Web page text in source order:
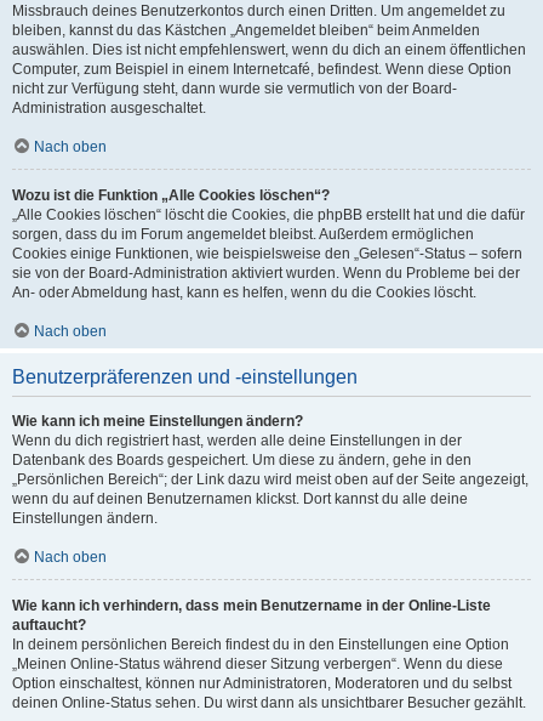
Missbrauch deines Benutzerkontos durch einen Dritten. Um angemeldet zu
bleiben, kannst du das Kästchen „Angemeldet bleiben“ beim Anmelden
auswählen. Dies ist nicht empfehlenswert, wenn du dich an einem öffentlichen
Computer, zum Beispiel in einem Internetcafé, befindest. Wenn diese Option
nicht zur Verfügung steht, dann wurde sie vermutlich von der Board-
Administration ausgeschaltet.
Nach oben
Wozu ist die Funktion „Alle Cookies löschen“?
„Alle Cookies löschen“ löscht die Cookies, die phpBB erstellt hat und die dafür
sorgen, dass du im Forum angemeldet bleibst. Außerdem ermöglichen
Cookies einige Funktionen, wie beispielsweise den „Gelesen“-Status – sofern
sie von der Board-Administration aktiviert wurden. Wenn du Probleme bei der
An- oder Abmeldung hast, kann es helfen, wenn du die Cookies löscht.
Nach oben
Benutzerpräferenzen und -einstellungen
Wie kann ich meine Einstellungen ändern?
Wenn du dich registriert hast, werden alle deine Einstellungen in der
Datenbank des Boards gespeichert. Um diese zu ändern, gehe in den
„Persönlichen Bereich“; der Link dazu wird meist oben auf der Seite angezeigt,
wenn du auf deinen Benutzernamen klickst. Dort kannst du alle deine
Einstellungen ändern.
Nach oben
Wie kann ich verhindern, dass mein Benutzername in der Online-Liste
auftaucht?
In deinem persönlichen Bereich findest du in den Einstellungen eine Option
„Meinen Online-Status während dieser Sitzung verbergen“. Wenn du diese
Option einschaltest, können nur Administratoren, Moderatoren und du selbst
deinen Online-Status sehen. Du wirst dann als unsichtbarer Besucher gezählt.